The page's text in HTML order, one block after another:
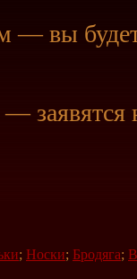
— вы
заявятся
; Носки; Бродяга;